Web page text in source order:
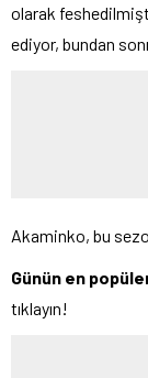
olarak
ediyor, bundan
Akaminko, bu
Günün en
tıklayın!